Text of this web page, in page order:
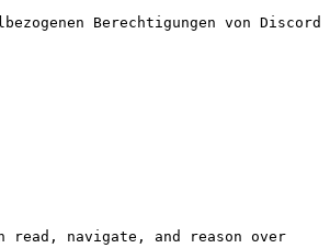
Berechtigungen von Discord
read, navigate, and reason over